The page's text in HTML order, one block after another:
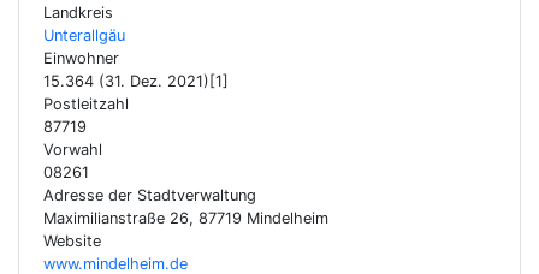
Landkreis
Unterallgäu
Einwohner
15.364 (31. Dez. 2021)[1]
Postleitzahl
87719
Vorwahl
08261
Adresse der Stadtverwaltung
Maximilianstraße 26, 87719 Mindelheim
Website
www.mindelheim.de